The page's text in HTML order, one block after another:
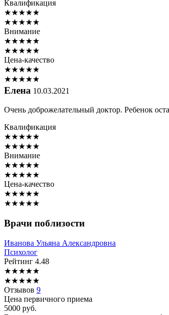
Квалификация
★★★★★
★★★★★
Внимание
★★★★★
★★★★★
Цена-качество
★★★★★
★★★★★
Елена 10.03.2021
Очень доброжелательный доктор. Ребенок
Квалификация
★★★★★
★★★★★
Внимание
★★★★★
★★★★★
Цена-качество
★★★★★
★★★★★
Врачи поблизости
Иванова Ульяна Александровна
Психолог
Рейтинг 4.48
★★★★★
★★★★★
Отзывов 9
Цена первичного приема
5000 руб.